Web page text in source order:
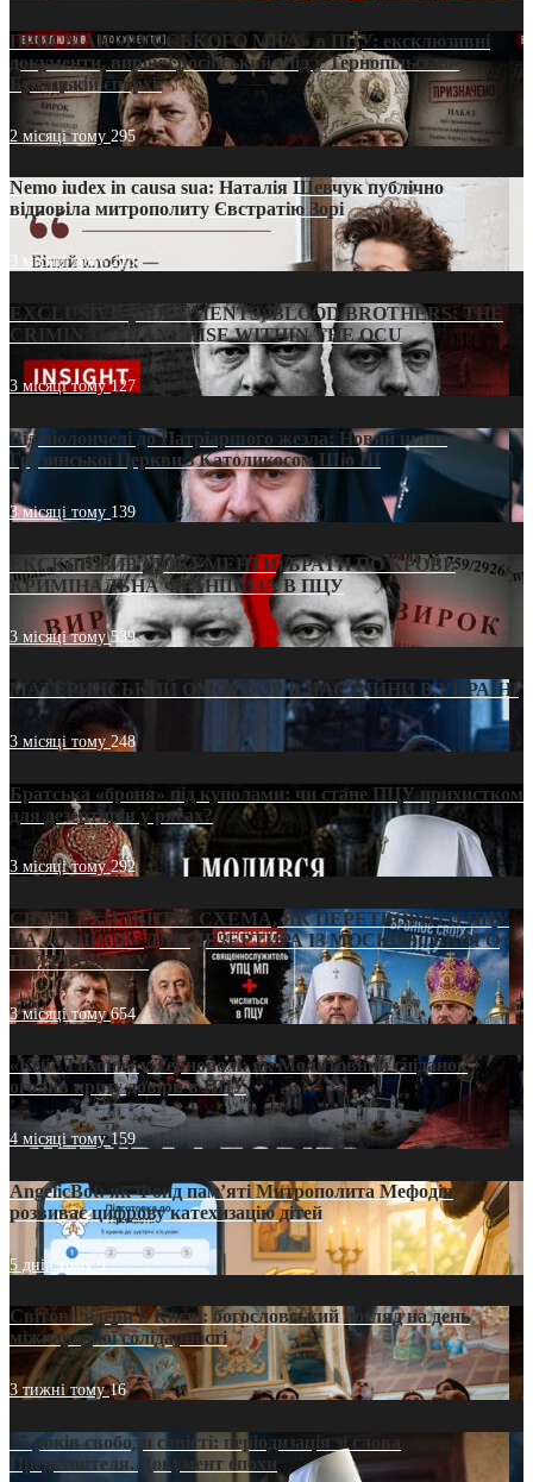
ПРИСМАК «РУССЬКОГО МІРА» в ПЦУ: ексклюзивні
документи, вирок і російський слід у Тернопільсько-
Бучацькій єпархії
2 місяці тому 295
Nemo iudex in causa sua: Наталія Шевчук публічно
відповіла митрополиту Євстратію Зорі
3 місяці тому213
EXCLUSIVE (DOCUMENTS)/BLOOD BROTHERS: THE
CRIMINAL FRANCHISE WITHIN THE OCU
3 місяці тому127
Від віолончелі до Патріаршого жезла: Новий шлях
Грузинської Церкви з Католикосом Шіо III
3 місяці тому 139
ЕКСКЛЮЗИВ (ДОКУМЕНТИ)/БРАТИ ПО КРОВІ:
КРИМІНАЛЬНА ФРАНШИЗА В ПЦУ
3 місяці тому539
МАТЕРИНСЬКИЙ ОМОРФОР В ЧАС ВІЙНИ В УКРАЇНІ
3 місяці тому248
Братська «броня» під куполами: чи стане ПЦУ прихистком
для дезертирів у рясах?
3 місяці тому292
СВЯТІ УХИЛЯНТИ: СХЕМА, ЯК ПЕРЕТВОРИТИ ПЦУ
НА «ОФШОР» ДЛЯ ДЕЗЕРТИРА ІЗ МОСКОВСЬКОГО
ПАТРІАРХАТУ
3 місяці тому654
«Кейс Тихона» у Тернополі: як Молитовний сніданок
оголив кризу довіри в ПЦУ
4 місяці тому159
AngelicBot: як Фонд пам’яті Митрополита Мефодія
розвиває цифрову катехизацію дітей
5 днів тому9
Світові лідери в Києві: богословський погляд на день
міжнародної солідарності
3 тижні тому16
35 років свободи совісті: періодизація зі слова
Предстоятеля. Документ епохи